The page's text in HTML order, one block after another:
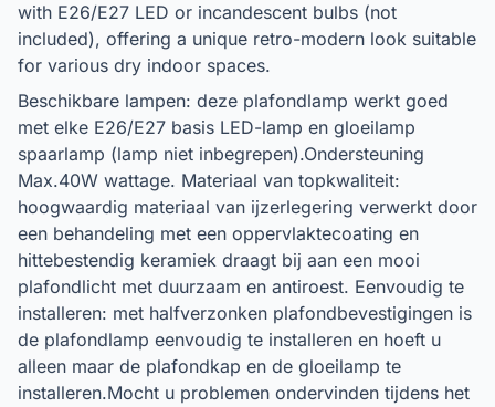
with E26/E27 LED or incandescent bulbs (not
included), offering a unique retro-modern look suitable
for various dry indoor spaces.
Beschikbare lampen: deze plafondlamp werkt goed
met elke E26/E27 basis LED-lamp en gloeilamp
spaarlamp (lamp niet inbegrepen).Ondersteuning
Max.40W wattage. Materiaal van topkwaliteit:
hoogwaardig materiaal van ijzerlegering verwerkt door
een behandeling met een oppervlaktecoating en
hittebestendig keramiek draagt ​​bij aan een mooi
plafondlicht met duurzaam en antiroest. Eenvoudig te
installeren: met halfverzonken plafondbevestigingen is
de plafondlamp eenvoudig te installeren en hoeft u
alleen maar de plafondkap en de gloeilamp te
installeren.Mocht u problemen ondervinden tijdens het